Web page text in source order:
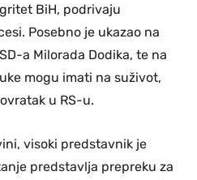
BiH, podrivaju
Posebno je ukazao na
a Milorada Dodika, te na
mogu imati na suživot,
u RS-u.
visoki predstavnik je
predstavlja prepreku za